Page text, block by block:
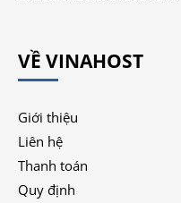
VỀ VINAHOST
Giới thiệu
Liên hệ
Thanh toán
Quy định